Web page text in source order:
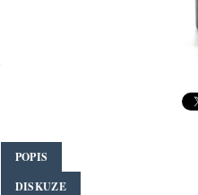
POPIS
DISKUZE